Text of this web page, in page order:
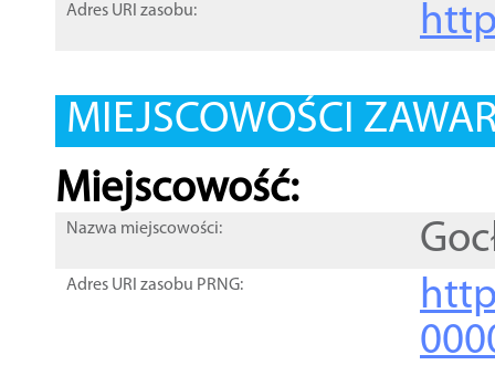
Adres URI zasobu:
MIEJSCOWOŚCI
Miejscowość:
Nazwa miejscowości:
Adres URI zasobu PRNG: